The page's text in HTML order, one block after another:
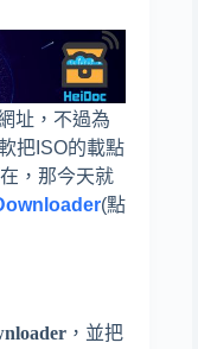
址，不過為
把ISO的載點
，那今天就
(點
，並把